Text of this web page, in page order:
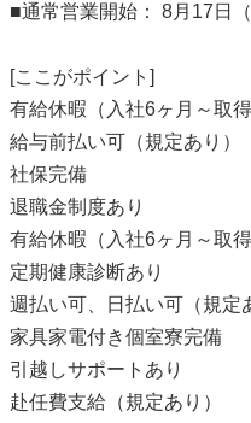
■通常営業開始： 8月17日
[ここがポイント]
有給休暇（入社6ヶ月～取得
給与前払い可（規定あり）
社保完備
退職金制度あり
有給休暇（入社6ヶ月～取得
定期健康診断あり
週払い可、日払い可（規定
家具家電付き個室寮完備
引越しサポートあり
赴任費支給（規定あり）